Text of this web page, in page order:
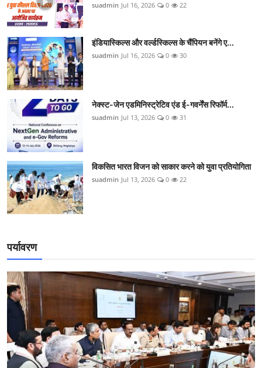
suadmin Jul 16, 2026 0 22
इंडियास्किल्स और वर्ल्डस्किल्स के चैंपियन बनेंगे ए...
suadmin Jul 16, 2026 0 30
नेक्स्ट-जेन एडमिनिस्ट्रेटिव एंड ई-गवर्नेंस रिफॉर्म...
suadmin Jul 13, 2026 0 31
विकसित भारत विजन को साकार करने को युवा प्रतियोगिता
suadmin Jul 13, 2026 0 22
पर्यावरण